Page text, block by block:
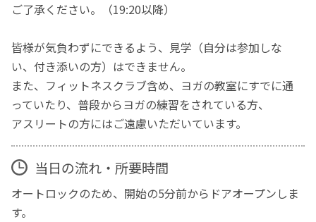
ご了承ください。（19:20以降）
皆様が気負わずにできるよう、見学（自分は参加しな
い、付き添いの方）はできません。
また、フィットネスクラブ含め、ヨガの教室にすでに通
っていたり、普段からヨガの練習をされている方、
アスリートの方にはご遠慮いただいています。
当日の流れ・所要時間
オートロックのため、開始の5分前からドアオープンしま
す。